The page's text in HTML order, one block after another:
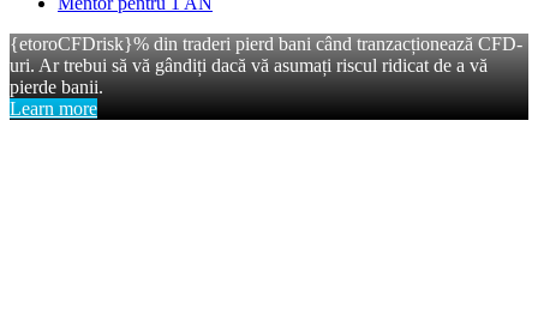
{etoroCFDrisk}% din traderi pierd bani când tranzacționează CFD-
uri. Ar trebui să vă gândiți dacă vă asumați riscul ridicat de a vă
pierde banii.
Learn more